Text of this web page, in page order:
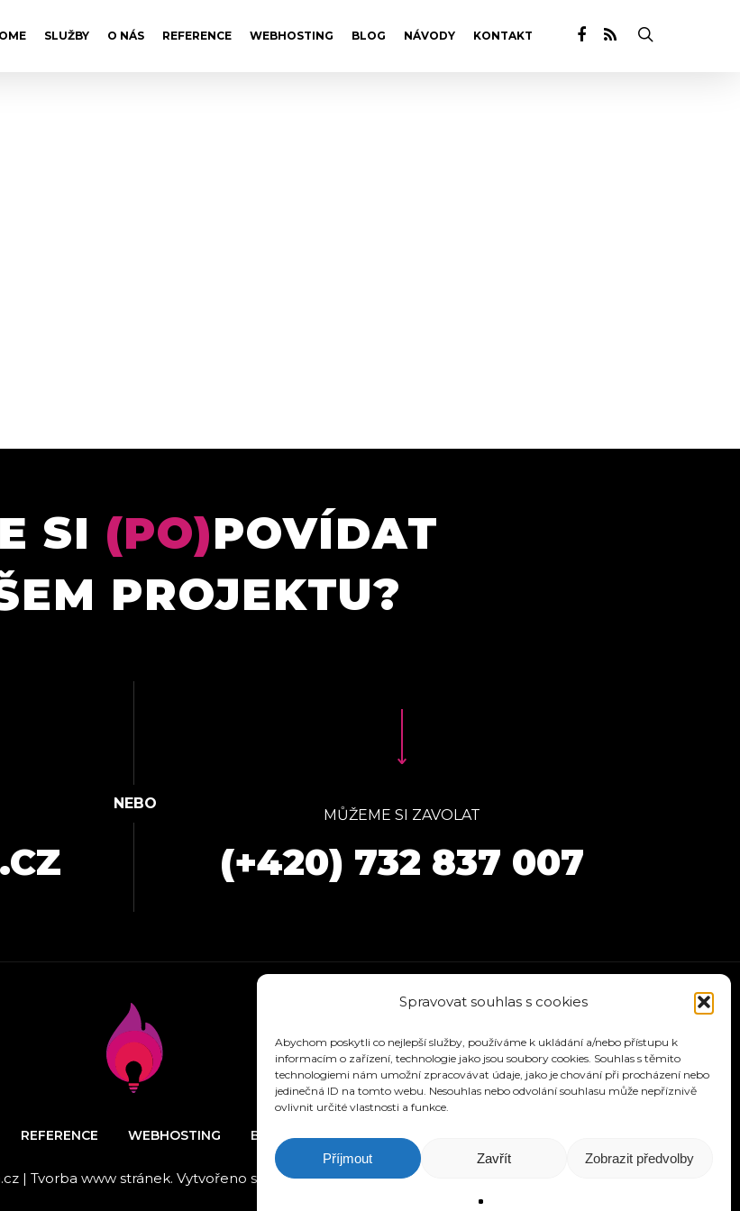
Spravovat souhlas s cookies
Abychom poskytli co nejlepší služby, používáme k ukládání a/nebo přístupu k
informacím o zařízení, technologie jako jsou soubory cookies. Souhlas s těmito
technologiemi nám umožní zpracovávat údaje, jako je chování při procházení nebo
jedinečná ID na tomto webu. Nesouhlas nebo odvolání souhlasu může nepříznivě
ovlivnit určité vlastnosti a funkce.
Příjmout Zavřít Zobrazit předvolby
SLUŽBY O NÁS REFERENCE WEBHOSTING BLOG NÁVODY KONTAKT
SI (PO)POVÍDAT
PROJEKTU?
MŮŽEME SI ZAVOLAT
(+420) 732 837 007
REFERENCE WEBHOSTING BLOG NÁVODY KONTAKT
| Tvorba www stránek. Vytvořeno s láskou k designu.